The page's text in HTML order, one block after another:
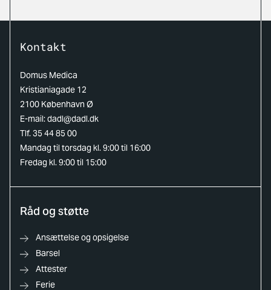
Kontakt
Domus Medica
Kristianiagade 12
2100 København Ø
E-mail:dadl@dadl.dk
Tlf. 35 44 85 00
Mandag til torsdag kl. 9:00 til 16:00
Fredag kl. 9:00 til 15:00
Råd og støtte
Ansættelse og opsigelse
Barsel
Attester
Ferie